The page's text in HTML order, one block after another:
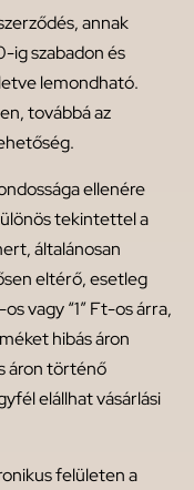
annak
ig szabadon és
lemondható.
továbbá az
ellenére
tekintettel a
általánosan
eltérő, esetleg
vagy “1” Ft-os árra,
hibás áron
áron történő
elállhat vásárlási
felületen a